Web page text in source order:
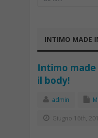
INTIMO MADE
Intimo
il body!
admin
Giugno 16th,